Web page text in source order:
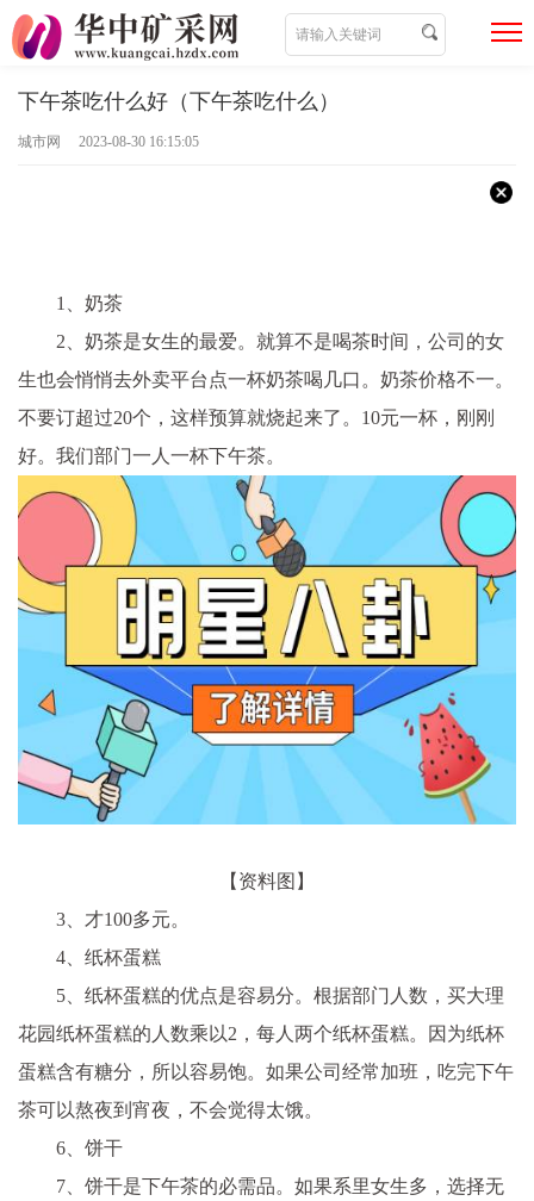
下午茶吃什么好（下午茶吃什么）
城市网 2023-08-30 16:15:05
1、奶茶
2、奶茶是女生的最爱。就算不是喝茶时间，公司的女
生也会悄悄去外卖平台点一杯奶茶喝几口。奶茶价格不一。
不要订超过20个，这样预算就烧起来了。10元一杯，刚刚
好。我们部门一人一杯下午茶。
【资料图】
3、才100多元。
4、纸杯蛋糕
5、纸杯蛋糕的优点是容易分。根据部门人数，买大理
花园纸杯蛋糕的人数乘以2，每人两个纸杯蛋糕。因为纸杯
蛋糕含有糖分，所以容易饱。如果公司经常加班，吃完下午
茶可以熬夜到宵夜，不会觉得太饿。
6、饼干
7、饼干是下午茶的必需品。如果系里女生多，选择无